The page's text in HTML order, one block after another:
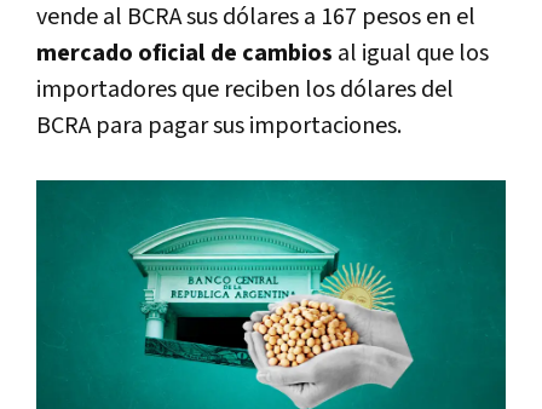
vende al BCRA sus dólares a 167 pesos en el
mercado oficial de cambios al igual que los
importadores que reciben los dólares del
BCRA para pagar sus importaciones.